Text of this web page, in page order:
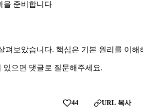
을 준비합니다
보았습니다. 핵심은 기본 원리를 이
으면 댓글로 질문해주세요.
44 URL 복사